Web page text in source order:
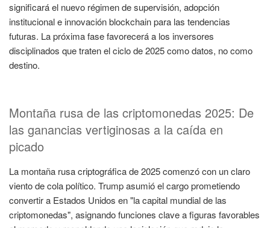
significará el nuevo régimen de supervisión, adopción
institucional e innovación blockchain para las tendencias
futuras. La próxima fase favorecerá a los inversores
disciplinados que traten el ciclo de 2025 como datos, no como
destino.
Montaña rusa de las criptomonedas 2025: De
las ganancias vertiginosas a la caída en
picado
La montaña rusa criptográfica de 2025 comenzó con un claro
viento de cola político. Trump asumió el cargo prometiendo
convertir a Estados Unidos en "la capital mundial de las
criptomonedas", asignando funciones clave a figuras favorables